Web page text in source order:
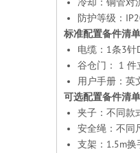
防护等级：
标准配置备件清单
电缆：1条3针
谷仓门： 1 件
用户手册：英
可选配置备件清单
夹子：不同款
安全绳：不同
支架：1.5m换